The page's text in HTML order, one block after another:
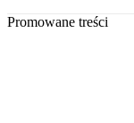
Promowane treści